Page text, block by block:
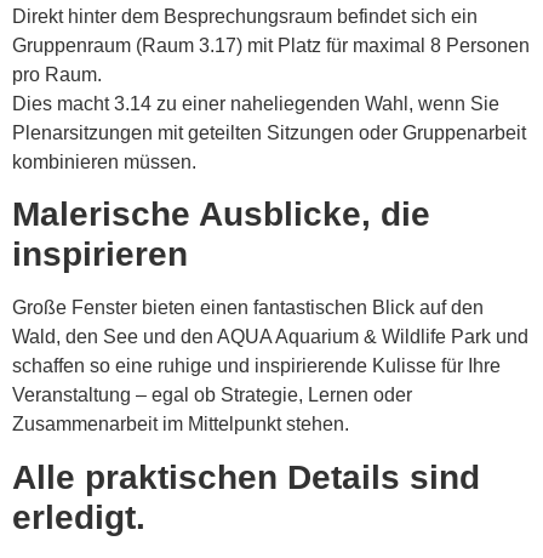
Direkt hinter dem Besprechungsraum befindet sich ein
Gruppenraum (Raum 3.17) mit Platz für maximal 8 Personen
pro Raum.
Dies macht 3.14 zu einer naheliegenden Wahl, wenn Sie
Plenarsitzungen mit geteilten Sitzungen oder Gruppenarbeit
kombinieren müssen.
Malerische Ausblicke, die
inspirieren
Große Fenster bieten einen fantastischen Blick auf den
Wald, den See und den AQUA Aquarium & Wildlife Park und
schaffen so eine ruhige und inspirierende Kulisse für Ihre
Veranstaltung – egal ob Strategie, Lernen oder
Zusammenarbeit im Mittelpunkt stehen.
Alle praktischen Details sind
erledigt.